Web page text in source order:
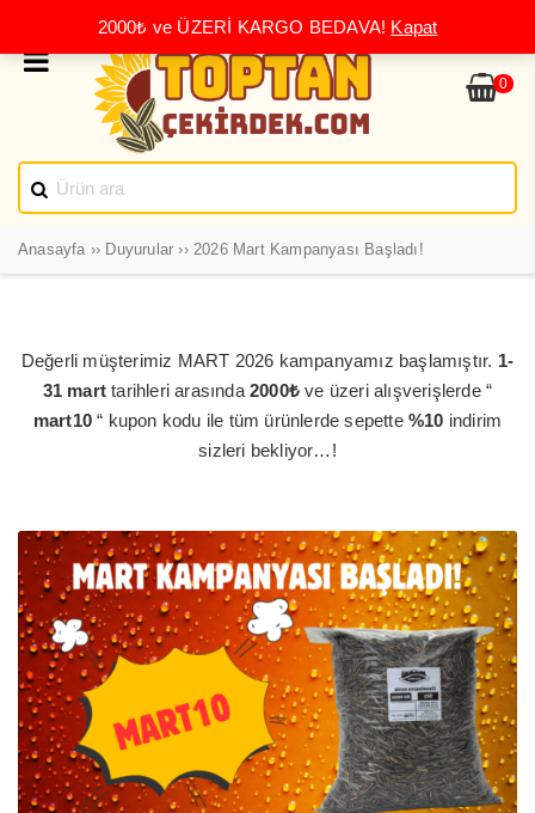
0
Anasayfa ›› Duyurular ››2026 Mart Kampanyası Başladı!
Değerli müşterimiz MART 2026 kampanyamız başlamıştır. 1-
31 mart tarihleri arasında2000₺ ve üzeri alışverişlerde “
mart10“ kupon kodu ile tüm ürünlerde sepette %10 indirim
sizleri bekliyor…!
2000₺ ve ÜZERİ KARGO BEDAVA! Kapat